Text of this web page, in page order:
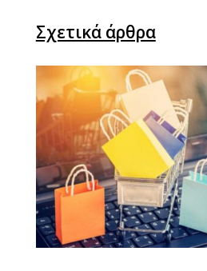
Σχετικά άρθρα